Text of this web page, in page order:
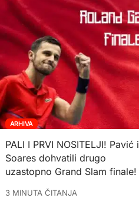
ARHIVA
PALI I PRVI NOSITELJI! Pavić i
Soares dohvatili drugo
uzastopno Grand Slam finale!
3 MINUTA ČITANJA